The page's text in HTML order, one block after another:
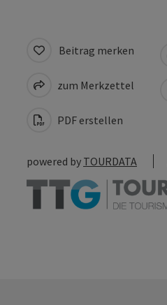
Beitrag merken
zum Merkzettel
PDF erstellen
powered by TOURDATA